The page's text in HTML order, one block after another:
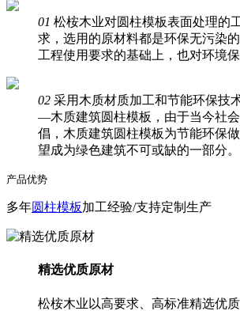
01 松桉木业对圆柱模板表面处理的
求，选用的原材料都是环保无污染
工程使用要求的基础上，也对环境
02 采用木质材质加工和节能环保技
—木质建筑圆柱模板，由于当今社
倡，木质建筑圆柱模板为节能环保
望成为绿色建筑不可或缺的一部分。
产品优势
多年圆柱模板加工经验/支持定制生产
精选优质原材
松桉木业以高要求、高标准精选优